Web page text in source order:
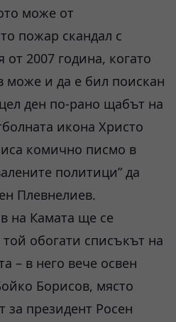
може от
пожар скандал с
от 2007 година, когато
може и да е бил поискан
ден по-рано щабът на
икона Христо
комично писмо в
политици” да
Плевнелиев.
на Камата ще се
обогати списъкът на
– в него вече освен
Борисов, място
за президент Росен